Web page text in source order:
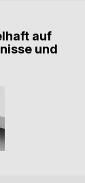
auf
und